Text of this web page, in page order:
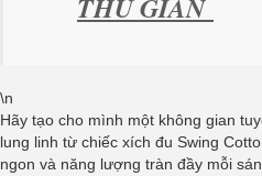
THƯ GIÃN
\n
Hãy tạo cho mình một không gian
lung linh từ chiếc xích đu Swing
ngon và năng lượng tràn đầy mỗi